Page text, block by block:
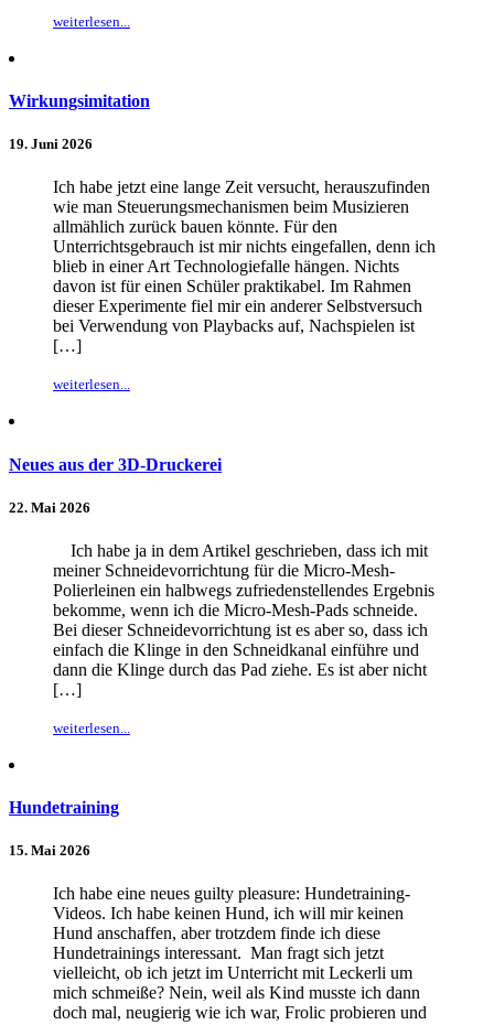
weiterlesen...
Wirkungsimitation
19. Juni 2026
Ich habe jetzt eine lange Zeit versucht, herauszufinden
wie man Steuerungsmechanismen beim Musizieren
allmählich zurück bauen könnte. Für den
Unterrichtsgebrauch ist mir nichts eingefallen, denn ich
blieb in einer Art Technologiefalle hängen. Nichts
davon ist für einen Schüler praktikabel. Im Rahmen
dieser Experimente fiel mir ein anderer Selbstversuch
bei Verwendung von Playbacks auf, Nachspielen ist
[…]
weiterlesen...
Neues aus der 3D-Druckerei
22. Mai 2026
Ich habe ja in dem Artikel geschrieben, dass ich mit
meiner Schneidevorrichtung für die Micro-Mesh-
Polierleinen ein halbwegs zufriedenstellendes Ergebnis
bekomme, wenn ich die Micro-Mesh-Pads schneide.
Bei dieser Schneidevorrichtung ist es aber so, dass ich
einfach die Klinge in den Schneidkanal einführe und
dann die Klinge durch das Pad ziehe. Es ist aber nicht
[…]
weiterlesen...
Hundetraining
15. Mai 2026
Ich habe eine neues guilty pleasure: Hundetraining-
Videos. Ich habe keinen Hund, ich will mir keinen
Hund anschaffen, aber trotzdem finde ich diese
Hundetrainings interessant. Man fragt sich jetzt
vielleicht, ob ich jetzt im Unterricht mit Leckerli um
mich schmeiße? Nein, weil als Kind musste ich dann
doch mal, neugierig wie ich war, Frolic probieren und